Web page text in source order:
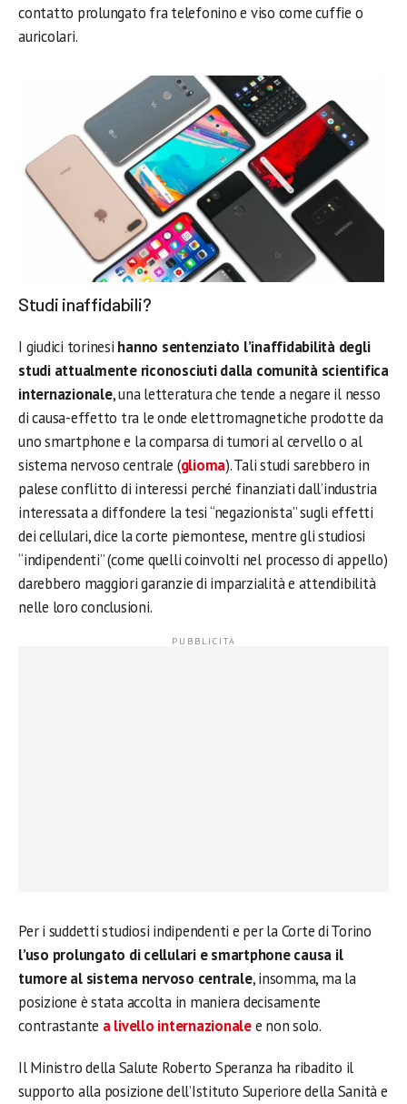
contatto prolungato fra telefonino e viso come cuffie o
auricolari.
Studi inaffidabili?
I giudici torinesi hanno sentenziato l’inaffidabilità degli
studi attualmente riconosciuti dalla comunità scientifica
internazionale, una letteratura che tende a negare il nesso
di causa-effetto tra le onde elettromagnetiche prodotte da
uno smartphone e la comparsa di tumori al cervello o al
sistema nervoso centrale (glioma). Tali studi sarebbero in
palese conflitto di interessi perché finanziati dall’industria
interessata a diffondere la tesi “negazionista” sugli effetti
dei cellulari, dice la corte piemontese, mentre gli studiosi
“indipendenti” (come quelli coinvolti nel processo di appello)
darebbero maggiori garanzie di imparzialità e attendibilità
nelle loro conclusioni.
Per i suddetti studiosi indipendenti e per la Corte di Torino
l’uso prolungato di cellulari e smartphone causa il
tumore al sistema nervoso centrale, insomma, ma la
posizione è stata accolta in maniera decisamente
contrastante a livello internazionalee non solo.
Il Ministro della Salute Roberto Speranza ha ribadito il
supporto alla posizione dell’Istituto Superiore della Sanità e